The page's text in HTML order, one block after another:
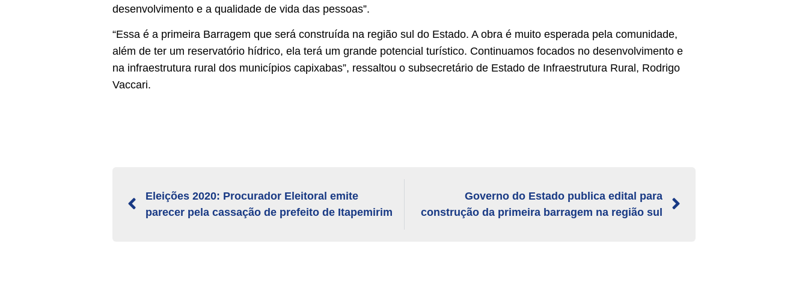
desenvolvimento e a qualidade de vida das pessoas”.
“Essa é a primeira Barragem que será construída na região sul do Estado. A obra é muito esperada pela comunidade,
além de ter um reservatório hídrico, ela terá um grande potencial turístico. Continuamos focados no desenvolvimento e
na infraestrutura rural dos municípios capixabas”, ressaltou o subsecretário de Estado de Infraestrutura Rural, Rodrigo
Vaccari.
Eleições 2020: Procurador Eleitoral emite
parecer pela cassação de prefeito de Itapemirim
Governo do Estado publica edital para
construção da primeira barragem na região sul